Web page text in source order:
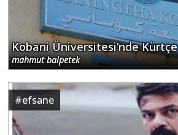
Kobani Üniversitesi’nde
mahmut balpetek
#efsane